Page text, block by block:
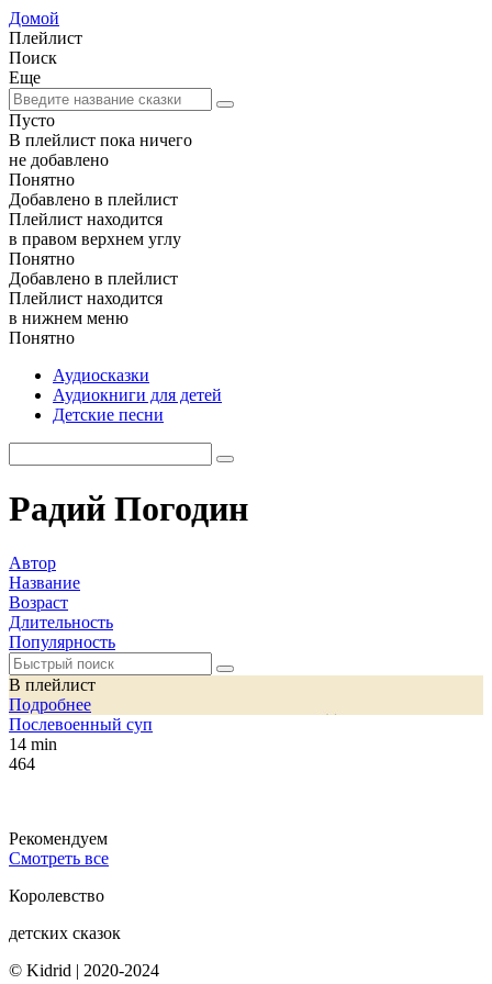
Домой
Плейлист
Поиск
Еще
Пусто
В плейлист пока ничего
не добавлено
Понятно
Добавлено в плейлист
Плейлист находится
в правом верхнем углу
Понятно
Добавлено в плейлист
Плейлист находится
в нижнем меню
Понятно
Аудиосказки
Аудиокниги для детей
Детские песни
Радий Погодин
Автор
Название
Возраст
Длительность
Популярность
В плейлист
Подробнее
Послевоенный суп
14 min
464
Рекомендуем
Смотреть все
Королевство
детских сказок
© Kidrid | 2020-2024